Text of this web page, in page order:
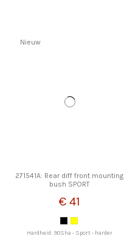
Nieuw
271541A: Rear diff front mounting
bush SPORT
€ 41
Hardheid: 90Sha - Sport - harder